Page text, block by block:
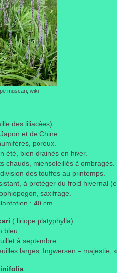
muscari, wiki
des liliacées)
et de Chine
poreux.
été, bien drainés en hiver.
chauds, miensoleillés à ombragés.
des touffes au printemps.
à protéger du froid hivernal
saxifrage.
: 40 cm
( liriope platyphylla)
bleu
à septembre
larges, Ingwersen – majestie,